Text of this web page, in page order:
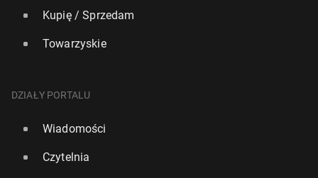
Kupię / Sprzedam
Towarzyskie
DZIAŁY PORTALU
Wiadomości
Czytelnia